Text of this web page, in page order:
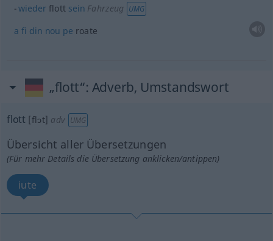
wiederflott sein Fahrzeug UMG
a fi din nou pe roate
„flott“: Adverb, Umstandswort
flott [flɔt] adv UMG
Übersicht aller Übersetzungen
(Für mehr Details die Übersetzung anklicken/antippen)
iute